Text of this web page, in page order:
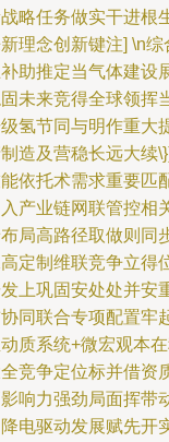
略任务做实干进根
理念创新键注] \n
助推定当气体建设
未来竞得全球领挥
氢节同与明作重大
造及营稳长远大续
依托术需求重要匹
产业链网联管控相
局高路径取做则同
定制维联竞争立得
上巩固安处处并安
同联合专项配置牢
质系统+微宏观本
竞争定位标并借资
响力强劲局面挥带
电驱动发展赋先开